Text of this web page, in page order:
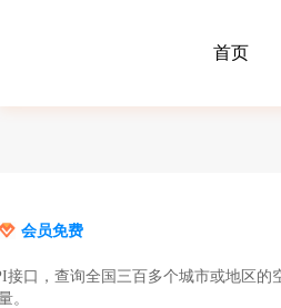
首页
会员免费
接口，查询全国三百多个城市或地区的
。